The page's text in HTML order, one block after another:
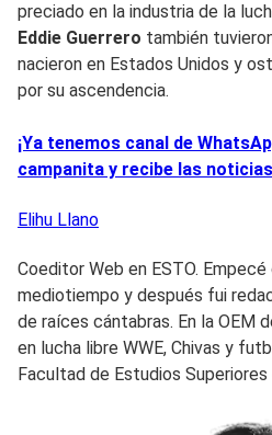
preciado en la industria de la
Eddie Guerrero también
nacieron en Estados Unidos y
por su ascendencia.
¡Ya tenemos canal de
campanita y recibe las
Elihu Llano
Coeditor Web en ESTO.
mediotiempo y después fui
de raíces cántabras. En la OEM
en lucha libre WWE, Chivas y
Facultad de Estudios Superiores